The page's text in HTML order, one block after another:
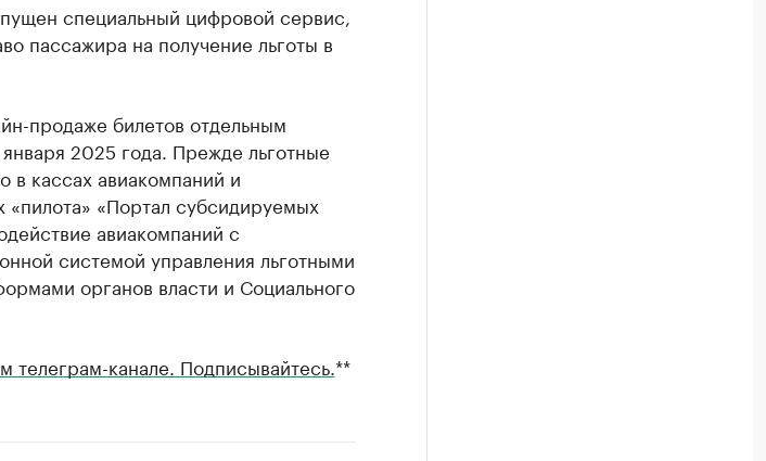
специальный цифровой сервис,
пассажира на получение льготы в
продаже билетов отдельным
2025 года. Прежде льготные
в кассах авиакомпаний и
«Портал субсидируемых
авиакомпаний с
системой управления льготными
органов власти и Социального
канале. Подписывайтесь. **